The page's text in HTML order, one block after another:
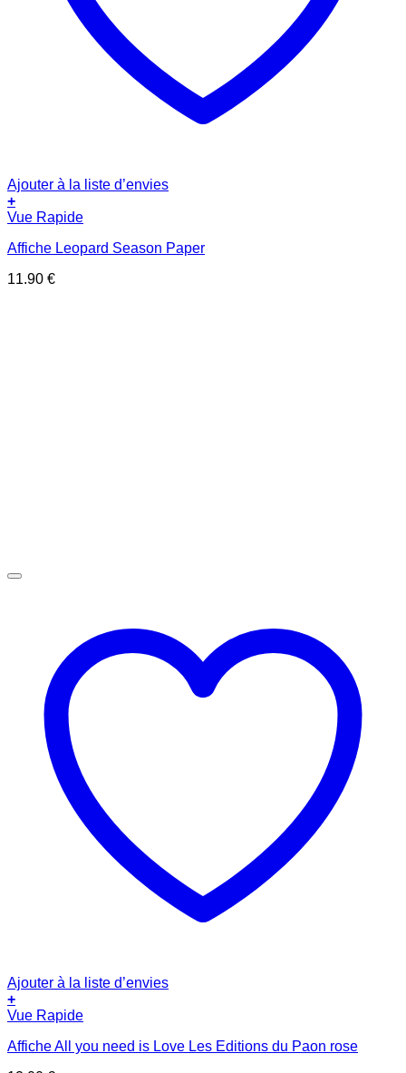
Ajouter à la liste d’envies
+
Vue Rapide
Affiche Leopard Season Paper
11.90 €
Ajouter à la liste d’envies
+
Vue Rapide
Affiche All you need is Love Les Editions du Paon rose